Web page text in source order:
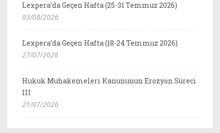
Lexpera’da Geçen Hafta (25-31 Temmuz 2026)
03/08/2026
Lexpera’da Geçen Hafta (18-24 Temmuz 2026)
27/07/2026
Hukuk Muhakemeleri Kanununun Erozyon Süreci
III
21/07/2026